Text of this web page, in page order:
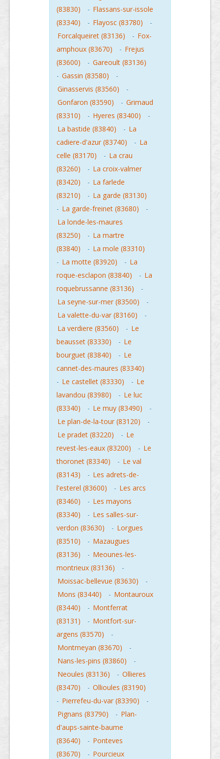
(83830)
- Flassans-sur-issole
(83340)
- Flayosc (83780)
-
Forcalqueiret (83136)
- Fox-
amphoux (83670)
- Frejus
(83600)
- Gareoult (83136)
- Gassin (83580)
-
Ginasservis (83560)
-
Gonfaron (83590)
- Grimaud
(83310)
- Hyeres (83400)
-
La bastide (83840)
- La
cadiere-d'azur (83740)
- La
celle (83170)
- La crau
(83260)
- La croix-valmer
(83420)
- La farlede
(83210)
- La garde (83130)
- La garde-freinet (83680)
-
La londe-les-maures
(83250)
- La martre
(83840)
- La mole (83310)
- La motte (83920) - La
roque-esclapon (83840)
- La
roquebrussanne (83136)
-
La seyne-sur-mer (83500)
-
La valette-du-var (83160)
-
La verdiere (83560)
- Le
beausset (83330)
- Le
bourguet (83840)
- Le
cannet-des-maures (83340)
- Le castellet (83330) - Le
lavandou (83980)
- Le luc
(83340)
- Le muy (83490)
-
Le plan-de-la-tour (83120)
-
Le pradet (83220)
- Le
revest-les-eaux (83200)
- Le
thoronet (83340)
- Le val
(83143)
- Les adrets-de-
l'esterel (83600)
- Les arcs
(83460)
- Les mayons
(83340)
- Les salles-sur-
verdon (83630)
- Lorgues
(83510)
- Mazaugues
(83136)
- Meounes-les-
montrieux (83136)
-
Moissac-bellevue (83630)
-
Mons (83440)
- Montauroux
(83440)
- Montferrat
(83131)
- Montfort-sur-
argens (83570)
-
Montmeyan (83670)
-
Nans-les-pins (83860)
-
Neoules (83136)
- Ollieres
(83470)
- Ollioules (83190)
- Pierrefeu-du-var (83390)
-
Pignans (83790)
- Plan-
d'aups-sainte-baume
(83640)
- Ponteves
(83670)
- Pourcieux